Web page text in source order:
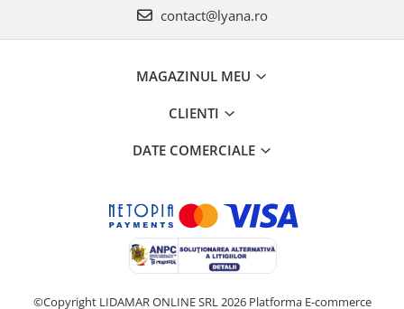
contact@lyana.ro
MAGAZINUL MEU
CLIENTI
DATE COMERCIALE
©Copyright LIDAMAR ONLINE SRL 2026 Platforma E-commerce